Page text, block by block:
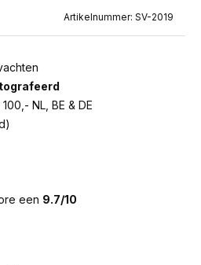
Artikelnummer: SV-2019
100,- NL, BE & DE
een 9.7/10